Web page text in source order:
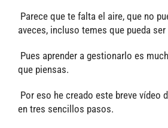
Parece que te falta el aire, que no
aveces, incluso temes que pueda
Pues aprender a gestionarlo es
que piensas.
Por eso he creado este breve vídeo
en tres sencillos pasos.